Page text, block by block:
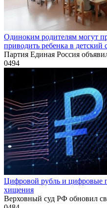
Одиноким родителям могут
приводить ребенка в детский
Партия Единая Россия
0494
Цифровой рубль и цифровые
хищения
Верховный суд РФ обновил